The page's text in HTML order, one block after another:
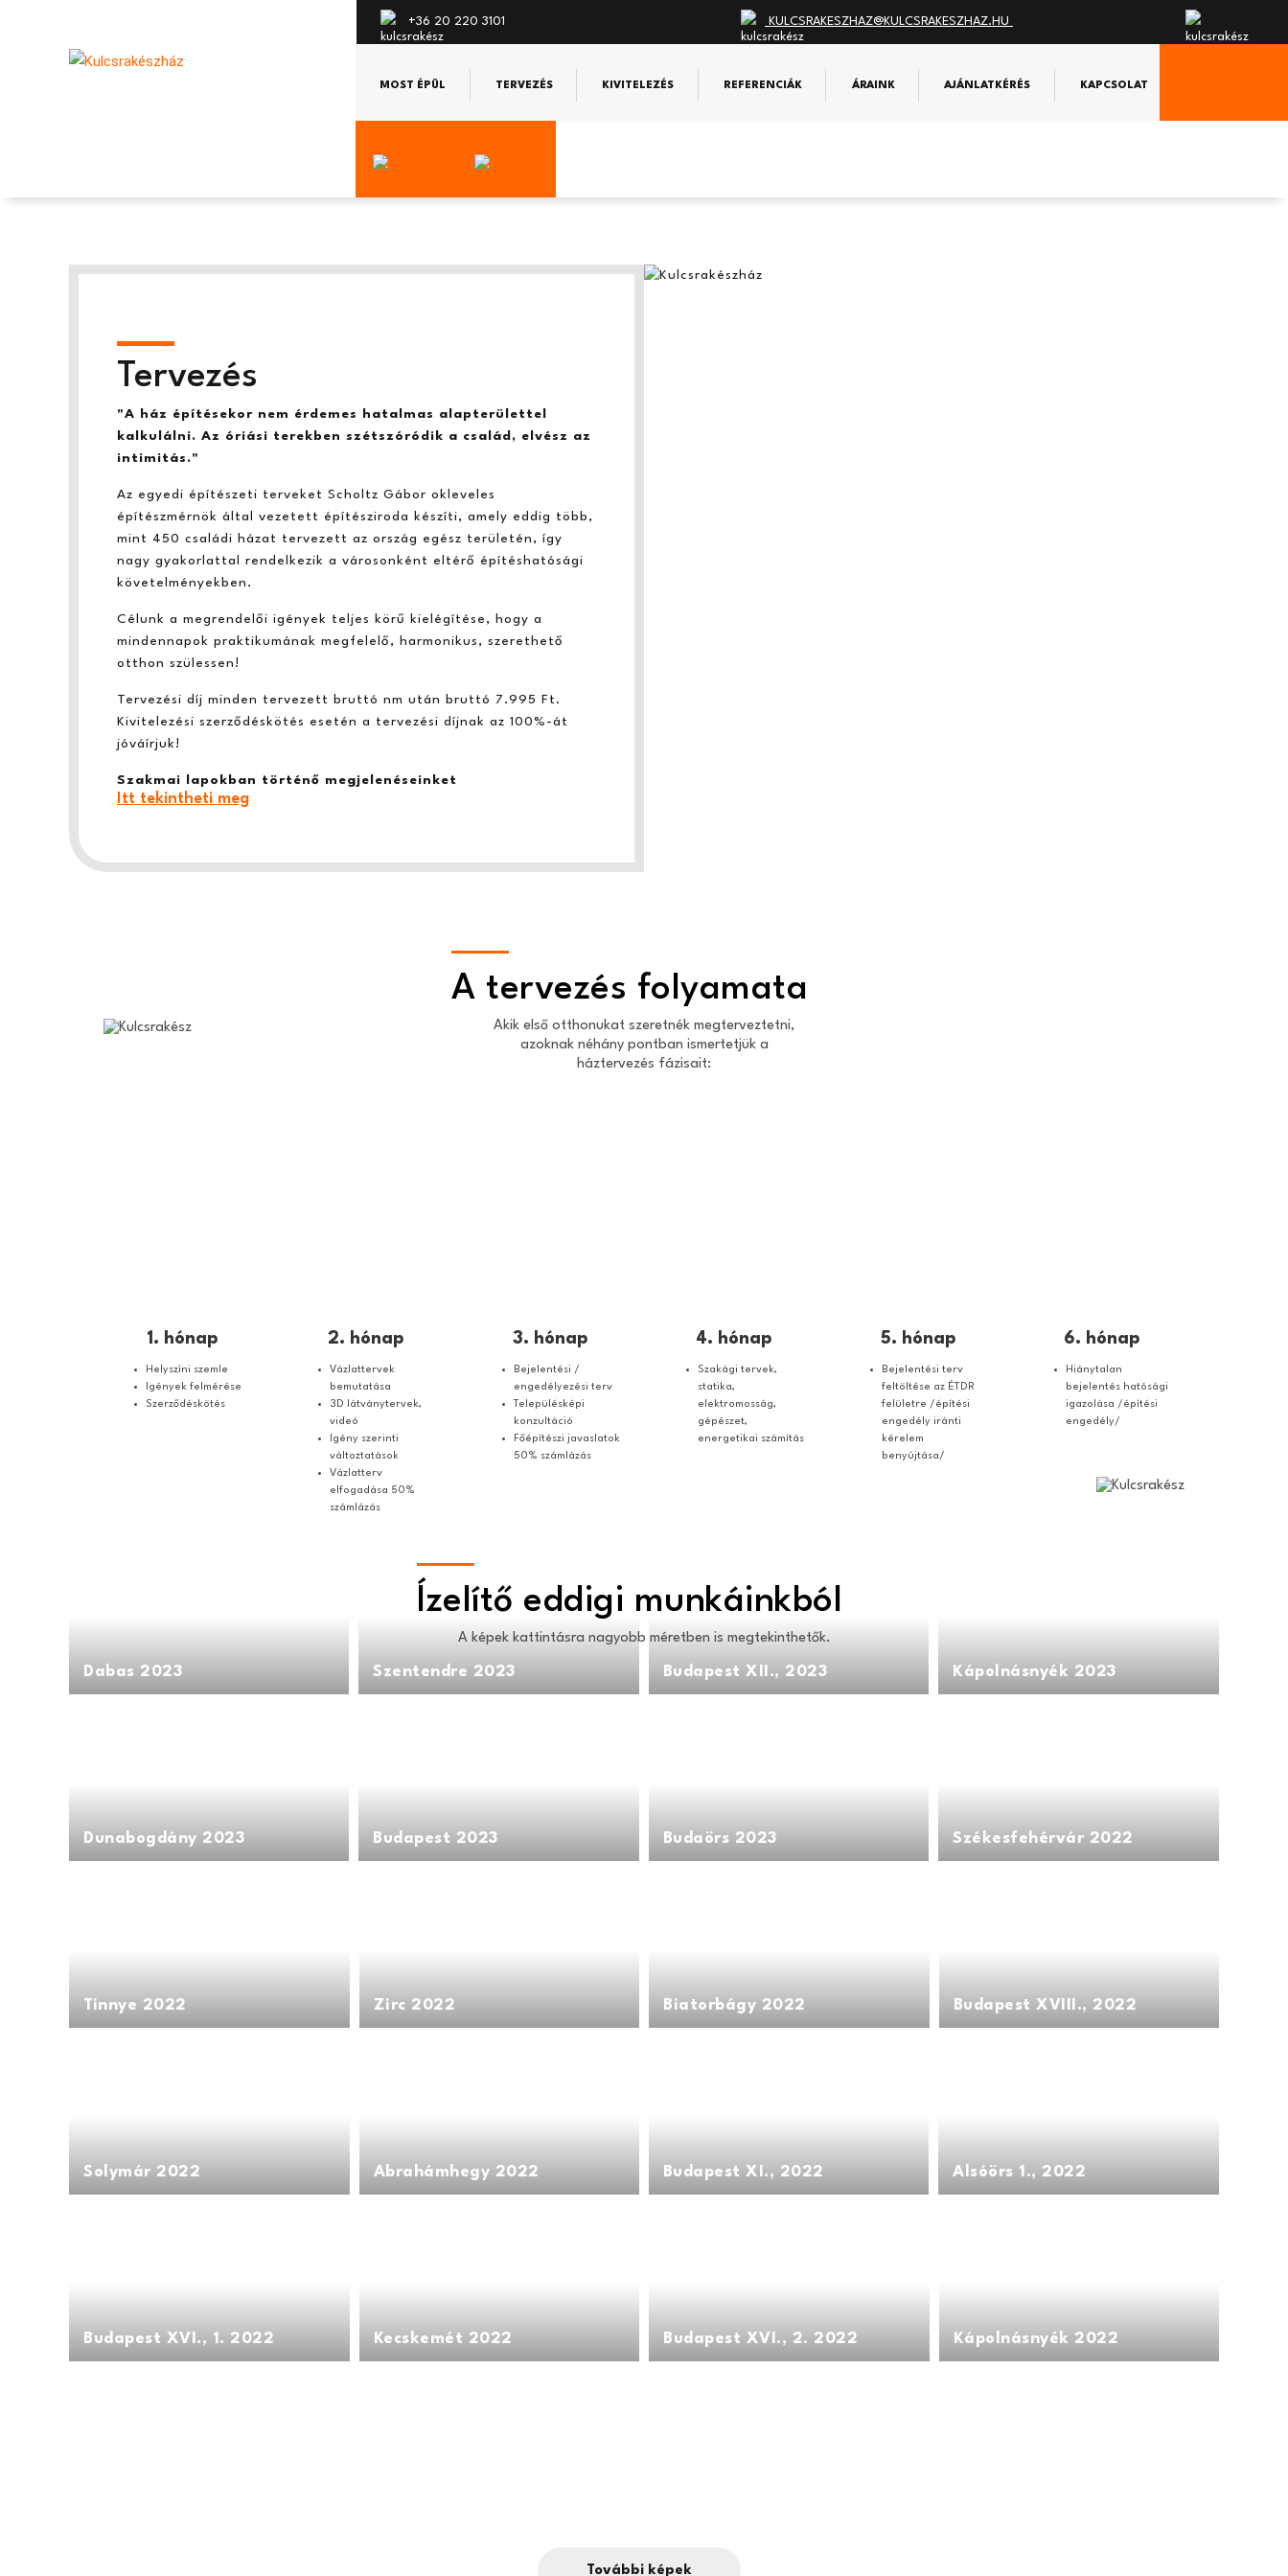
+36 20 220 3101 KULCSRAKESZHAZ@KULCSRAKESZHAZ.HU
MOST ÉPÜL TERVEZÉS KIVITELEZÉS REFERENCIÁK ÁRAINK AJÁNLATKÉRÉS KAPCSOLAT
Tervezés
"A ház építésekor nem érdemes hatalmas alapterülettel
kalkulálni. Az óriási terekben szétszóródik a család, elvész az
intimitás."
Az egyedi építészeti terveket Scholtz Gábor okleveles
építészmérnök által vezetett építésziroda készíti, amely eddig több,
mint 450 családi házat tervezett az ország egész területén, így
nagy gyakorlattal rendelkezik a városonként eltérő építéshatósági
követelményekben.
Célunk a megrendelői igények teljes körű kielégítése, hogy a
mindennapok praktikumának megfelelő, harmonikus, szerethető
otthon szülessen!
Tervezési díj minden tervezett bruttó nm után bruttó 7.995 Ft.
Kivitelezési szerződéskötés esetén a tervezési díjnak az 100%-át
jóváírjuk!
Szakmai lapokban történő megjelenéseinket
Itt tekintheti meg
A tervezés folyamata
Akik első otthonukat szeretnék megterveztetni,
azoknak néhány pontban ismertetjük a
háztervezés fázisait:
1. hónap
Helyszíni szemle
Igények felmérése
Szerződéskötés
2. hónap
Vázlattervek
bemutatása
3D látványtervek,
videó
Igény szerinti
változtatások
Vázlatterv
elfogadása 50%
számlázás
3. hónap
Bejelentési /
engedélyezési terv
Településképi
konzultáció
Főépítészi javaslatok
50% számlázás
4. hónap
Szakági tervek,
statika,
elektromosság,
gépészet,
energetikai számítás
5. hónap
Bejelentési terv
feltöltése az ÉTDR
felületre /építési
engedély iránti
kérelem
benyújtása/
6. hónap
Hiánytalan
bejelentés hatósági
igazolása /építési
engedély/
Ízelítő eddigi munkáinkból
A képek kattintásra nagyobb méretben is megtekinthetők.
Dabas 2023 Szentendre 2023 Budapest XII., 2023 Kápolnásnyék 2023
Dunabogdány 2023 Budapest 2023 Budaörs 2023 Székesfehérvár 2022
Tinnye 2022 Zirc 2022 Biatorbágy 2022 Budapest XVIII., 2022
Solymár 2022 Ábrahámhegy 2022 Budapest XI., 2022 Alsóörs 1., 2022
Budapest XVI., 1. 2022 Kecskemét 2022 Budapest XVI., 2. 2022 Kápolnásnyék 2022
További képek